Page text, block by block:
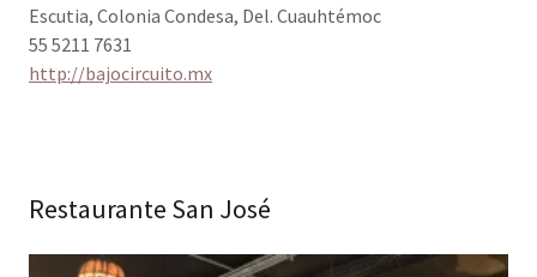
Escutia, Colonia Condesa, Del. Cuauhtémoc
55 5211 7631
http://bajocircuito.mx
Restaurante San José